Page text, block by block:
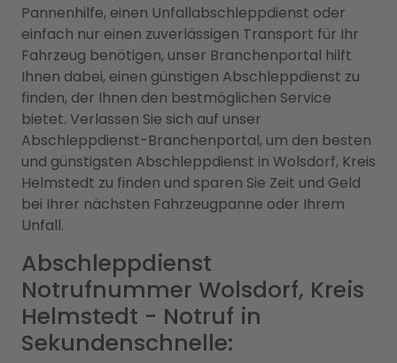
Pannenhilfe, einen Unfallabschleppdienst oder
einfach nur einen zuverlässigen Transport für Ihr
Fahrzeug benötigen, unser Branchenportal hilft
Ihnen dabei, einen günstigen Abschleppdienst zu
finden, der Ihnen den bestmöglichen Service
bietet. Verlassen Sie sich auf unser
Abschleppdienst-Branchenportal, um den besten
und günstigsten Abschleppdienst in Wolsdorf, Kreis
Helmstedt zu finden und sparen Sie Zeit und Geld
bei Ihrer nächsten Fahrzeugpanne oder Ihrem
Unfall.
Abschleppdienst
Notrufnummer Wolsdorf, Kreis
Helmstedt - Notruf in
Sekundenschnelle: